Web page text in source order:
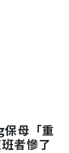
母「重
者慘了